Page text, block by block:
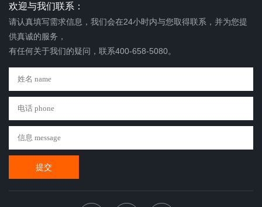
欢迎与我们联系：
请认真填写需求信息，我们会在24小时内与您取得联系，并为您提
供真诚的服务，
有任何关于我们的疑问，联系400-658-5080。
提交